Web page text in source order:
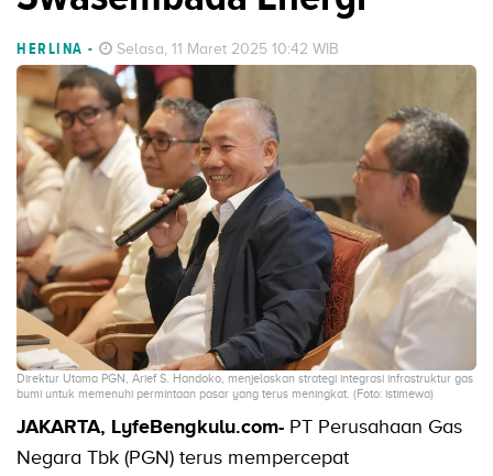
HERLINA - Selasa, 11 Maret 2025 10:42 WIB
Direktur Utama PGN, Arief S. Handoko, menjelaskan strategi integrasi infrastruktur gas
bumi untuk memenuhi permintaan pasar yang terus meningkat. (Foto: istimewa)
JAKARTA, LyfeBengkulu.com- PT Perusahaan Gas
Negara Tbk (PGN) terus mempercepat